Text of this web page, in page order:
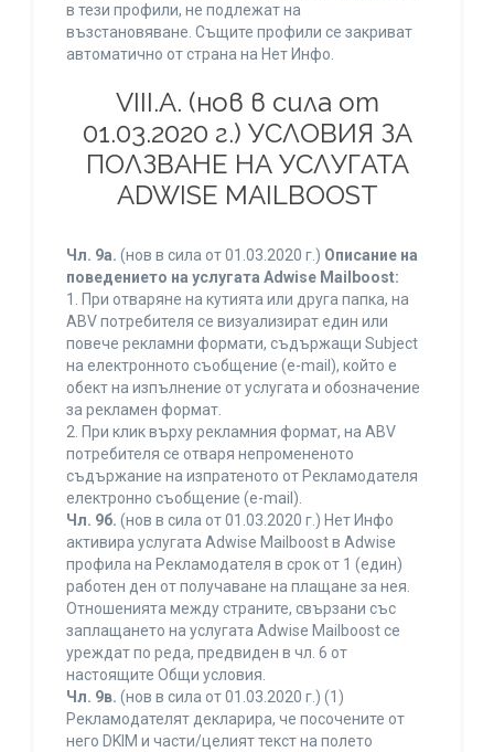
в тези профили, не подлежат на
възстановяване. Същите профили се закриват
автоматично от страна на Нет Инфо.
VIII.A. (нов в сила от
01.03.2020 г.) УСЛОВИЯ ЗА
ПОЛЗВАНЕ НА УСЛУГАТА
ADWISE MAILBOOST
Чл. 9а. (нов в сила от 01.03.2020 г.) Описание на
поведението на услугата Adwise Mailboost:
1. При отваряне на кутията или друга папка, на
ABV потребителя се визуализират един или
повече рекламни формати, съдържащи Subject
на електронното съобщение (e-mail), който е
обект на изпълнение от услугата и обозначение
за рекламен формат.
2. При клик върху рекламния формат, на ABV
потребителя се отваря непромененото
съдържание на изпратеното от Рекламодателя
електронно съобщение (e-mail).
Чл. 9б. (нов в сила от 01.03.2020 г.) Нет Инфо
активира услугата Adwise Mailboost в Adwise
профила на Рекламодателя в срок от 1 (един)
работен ден от получаване на плащане за нея.
Отношенията между страните, свързани със
заплащането на услугата Adwise Mailboost се
уреждат по реда, предвиден в чл. 6 от
настоящите Общи условия.
Чл. 9в. (нов в сила от 01.03.2020 г.) (1)
Рекламодателят декларира, че посочените от
него DKIM и части/целият текст на полето